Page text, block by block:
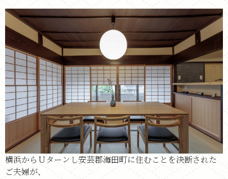
横浜からＵターンし安芸郡海田町に住むことを決断された
ご夫婦が、